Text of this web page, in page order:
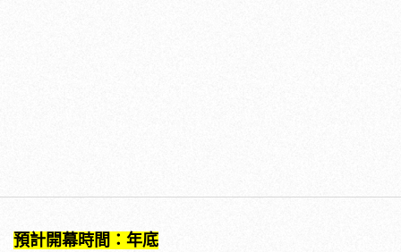
預計開幕時間：年底